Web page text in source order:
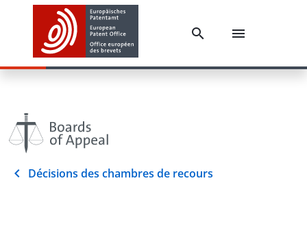
Décisions des chambres de recours